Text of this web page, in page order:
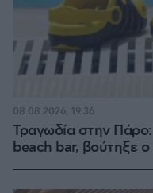
Τραγωδία στην Πάρο:
beach bar, βούτηξε
08.08.2026, 19:36